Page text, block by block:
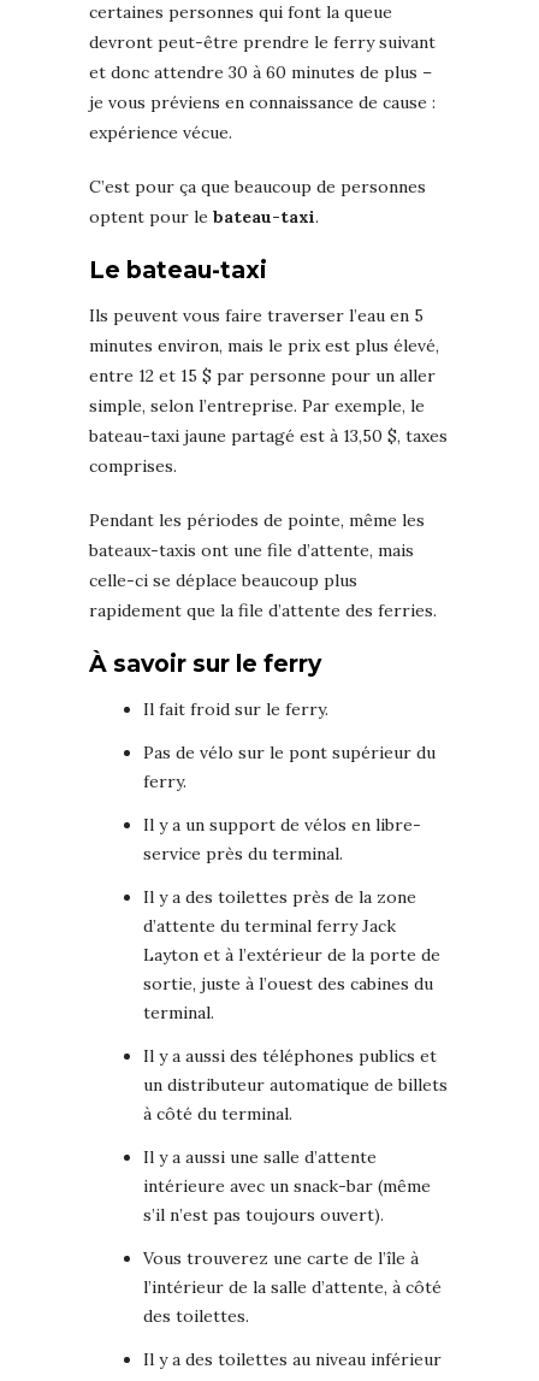
certaines personnes qui font la queue
devront peut-être prendre le ferry suivant
et donc attendre 30 à 60 minutes de plus –
je vous préviens en connaissance de cause :
expérience vécue.
C’est pour ça que beaucoup de personnes
optent pour le bateau-taxi.
Le bateau-taxi
Ils peuvent vous faire traverser l’eau en 5
minutes environ, mais le prix est plus élevé,
entre 12 et 15 $ par personne pour un aller
simple, selon l’entreprise. Par exemple, le
bateau-taxi jaune partagé est à 13,50 $, taxes
comprises.
Pendant les périodes de pointe, même les
bateaux-taxis ont une file d’attente, mais
celle-ci se déplace beaucoup plus
rapidement que la file d’attente des ferries.
À savoir sur le ferry
Il fait froid sur le ferry.
Pas de vélo sur le pont supérieur du
ferry.
Il y a un support de vélos en libre-
service près du terminal.
Il y a des toilettes près de la zone
d’attente du terminal ferry Jack
Layton et à l’extérieur de la porte de
sortie, juste à l’ouest des cabines du
terminal.
Il y a aussi des téléphones publics et
un distributeur automatique de billets
à côté du terminal.
Il y a aussi une salle d’attente
intérieure avec un snack-bar (même
s’il n’est pas toujours ouvert).
Vous trouverez une carte de l’île à
l’intérieur de la salle d’attente, à côté
des toilettes.
Il y a des toilettes au niveau inférieur